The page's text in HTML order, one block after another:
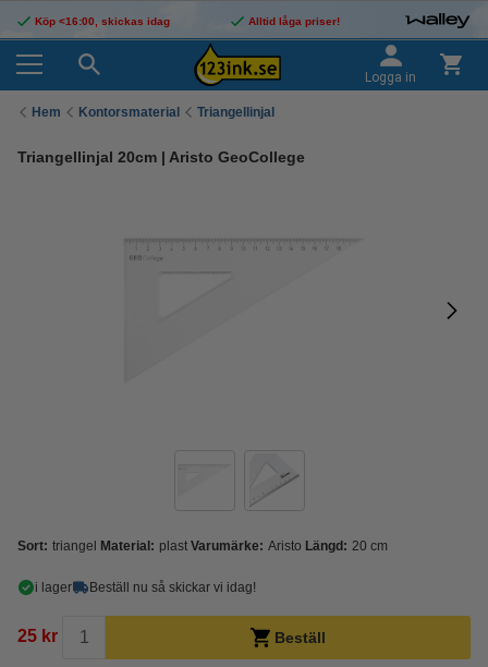
Köp <16:00, skickas idag Alltid låga priser!
Logga in
Hem Kontorsmaterial Triangellinjal
Triangellinjal 20cm | Aristo GeoCollege
Sort: triangel Material: plast Varumärke: Aristo Längd: 20 cm
i lager Beställ nu så skickar vi idag!
25 kr Beställ